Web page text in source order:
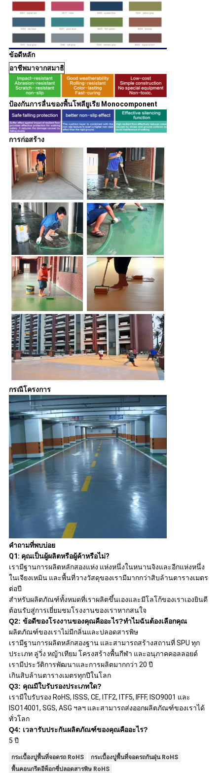
ข้อดีหลัก
อาชีพมาจากสมาธิ
ป้องกันการลื่นของพื้นโพลียูเรีย Monocomponent
การก่อสร้าง
กรณีโครงการ
คำถามที่พบบ่อย
Q1: คุณเป็นผู้ผลิตหรือผู้ค้าหรือไม่?
เรามีฐานการผลิตหลักสองแห่ง แห่งหนึ่งในหนานจิงและอีกแห่งหนึ่ง
ในเจียงเหมิน และพื้นที่วางวัสดุของเรามีมากกว่าสิบล้านตารางเมตร
ต่อปี
สำหรับผลิตภัณฑ์ทั้งหมดที่เราผลิตขึ้นเองและมีโลโก้ของเราเองยินดี
ต้อนรับสู่การเยี่ยมชมโรงงานของเราหากสนใจ
Q2: ข้อดีของโรงงานของคุณคืออะไร?ทำไมฉันต้องเลือกคุณ
ผลิตภัณฑ์ของเราไม่มีกลิ่นและปลอดสารพิษ
เรามีฐานการผลิตหลักสองฐาน และสามารถสร้างสถานที่ SPU ทุก
ประเภท ลู่วิ่ง หญ้าเทียม โครงสร้างพื้นกีฬา และอนุภาคคอลลอยด์
เรามีประวัติการพัฒนาและการผลิตมากกว่า 20 ปี
เกินสิบล้านตารางเมตรทุกปีในโลก
Q3: คุณมีใบรับรองประเภทใด?
เรามีใบรับรอง RoHS, ISSS, CE, ITF2, ITF5, IFFF, ISO9001 และ
ISO14001, SGS, ASG ฯลฯ และสามารถส่งออกผลิตภัณฑ์ของเราได้
ทั่วโลก
Q4: เวลารับประกันผลิตภัณฑ์ของคุณคืออะไร?
5 ปี
กระเบื้องปูพื้นที่จอดรถ RoHS
กระเบื้องปูพื้นที่จอดรถกันฝุ่น RoHS
พื้นคอนกรีตอีพ็อกซี่ปลอดสารพิษ RoHS